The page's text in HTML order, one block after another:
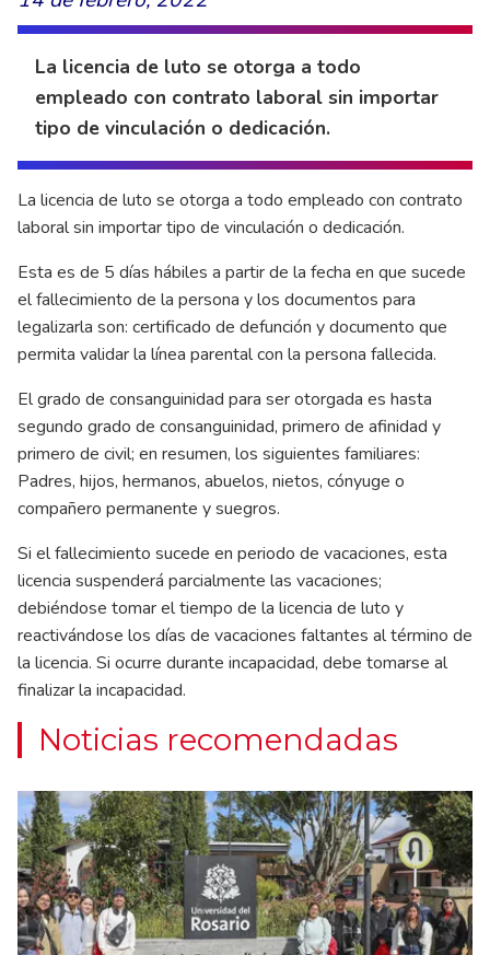
La licencia de luto se otorga a todo
empleado con contrato laboral sin importar
tipo de vinculación o dedicación.
La licencia de luto se otorga a todo empleado con contrato
laboral sin importar tipo de vinculación o dedicación.
Esta es de 5 días hábiles a partir de la fecha en que sucede
el fallecimiento de la persona y los documentos para
legalizarla son: certificado de defunción y documento que
permita validar la línea parental con la persona fallecida.
El grado de consanguinidad para ser otorgada es hasta
segundo grado de consanguinidad, primero de afinidad y
primero de civil; en resumen, los siguientes familiares:
Padres, hijos, hermanos, abuelos, nietos, cónyuge o
compañero permanente y suegros.
Si el fallecimiento sucede en periodo de vacaciones, esta
licencia suspenderá parcialmente las vacaciones;
debiéndose tomar el tiempo de la licencia de luto y
reactivándose los días de vacaciones faltantes al término de
la licencia. Si ocurre durante incapacidad, debe tomarse al
finalizar la incapacidad.
Noticias recomendadas